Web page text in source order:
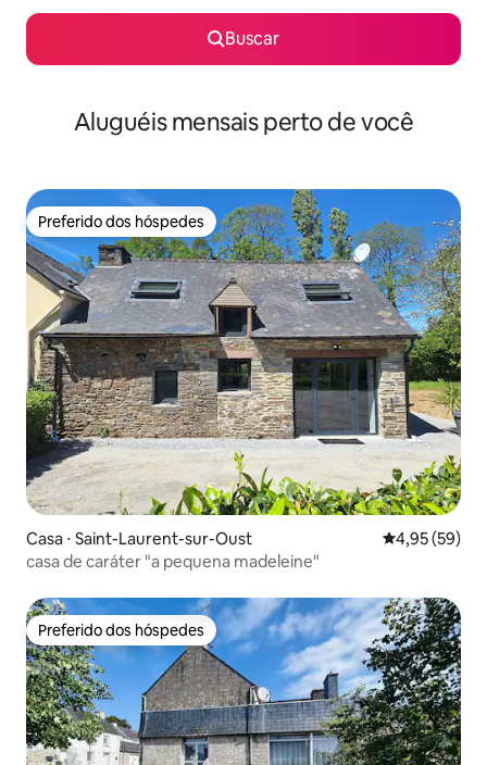
Buscar
Aluguéis mensais perto de você
Preferido dos hóspedes
Preferido dos hóspedes
Casa ⋅ Saint-Laurent-sur-Oust 4,95 de uma
4,95 (59)
casa de caráter "a pequena madeleine"
Preferido dos hóspedes
Preferido dos hóspedes